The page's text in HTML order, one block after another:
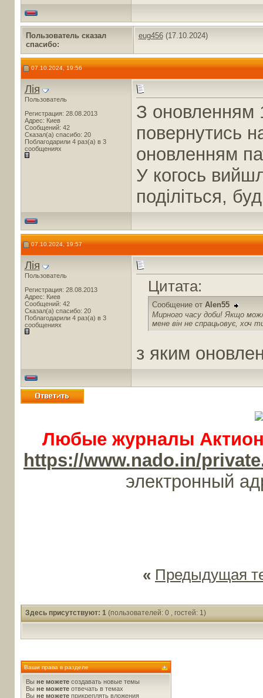
Пользователь сказал
cпасибо:
eug456(17.10.2024)
07.10.2024, 19:56
Лія
Пользователь
Регистрация: 28.08.2013
Адрес: Киев
Сообщений: 42
Сказал(а) спасибо: 20
Поблагодарили 4 раз(а) в 3
сообщениях
З оновленням
повернутись
оновленням
У когось
поділіться,
07.10.2024, 19:57
Лія
Пользователь
Регистрация: 28.08.2013
Адрес: Киев
Сообщений: 42
Сказал(а) спасибо: 20
Поблагодарили 4 раз(а) в 3
сообщениях
Цитата:
Сообщение от Alen55
Мирного часу доби! Якщо
мене він не спрацьовує, хоч
з яким
Любые журналы
https://www.nado.in/
электронный
« Предыдущая
Здесь присутствуют: 1 (пользователей: 0 , гостей: 1)
Ваши права в разделе
Вы не можетесоздавать новые темы
Вы не можетеотвечать в темах
Вы не можетеприкреплять вложения